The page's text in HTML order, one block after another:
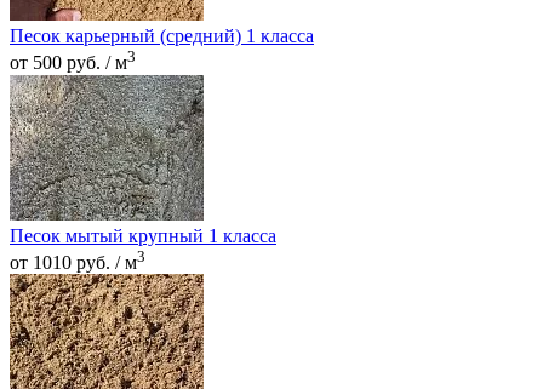
Песок карьерный (средний) 1 класса
от 500 руб. / м3
Песок мытый крупный 1 класса
от 1010 руб. / м3